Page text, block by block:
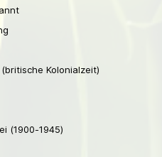
Kolonialzeit)
(1900-1945)